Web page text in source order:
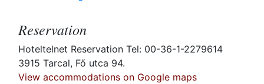
Reservation
Hoteltelnet Reservation Tel: 00-36-1-2279614
3915 Tarcal, Fő utca 94.
View accommodations on Google maps